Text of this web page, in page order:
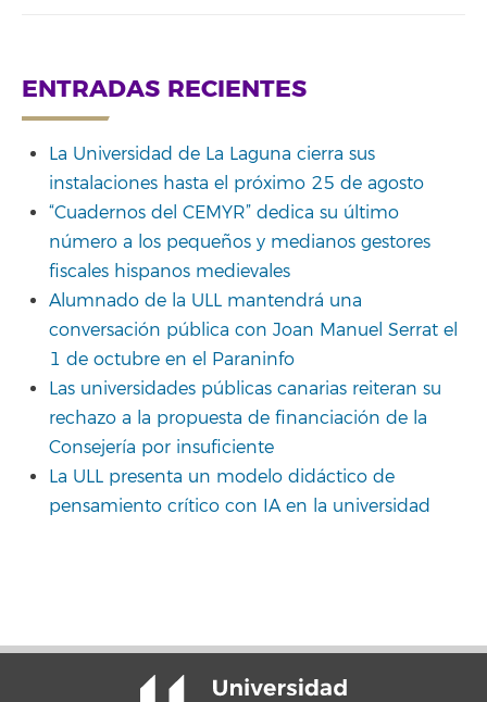
ENTRADAS RECIENTES
La Universidad de La Laguna cierra sus
instalaciones hasta el próximo 25 de agosto
“Cuadernos del CEMYR” dedica su último
número a los pequeños y medianos gestores
fiscales hispanos medievales
Alumnado de la ULL mantendrá una
conversación pública con Joan Manuel Serrat el
1 de octubre en el Paraninfo
Las universidades públicas canarias reiteran su
rechazo a la propuesta de financiación de la
Consejería por insuficiente
La ULL presenta un modelo didáctico de
pensamiento crítico con IA en la universidad